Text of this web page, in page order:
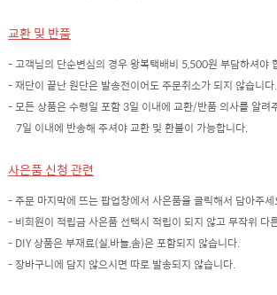
교환 및 반품
- 고객님의 단순변심의 경우 왕복택배비 5,500원 부담하셔야
- 재단이 끝난 원단은 발송전이어도 주문취소가 되지 않습니다.
- 모든 상품은 수령일 포함 3일 이내에 교환/반품 의사를 알려
7일 이내에 반송해 주셔야 교환 및 환불이 가능합니다.
사은품 신청 관련
- 주문 마지막에 뜨는 팝업창에서 사은품을 클릭해서 담아주세
- 비회원이 적립금 사은품 선택시 적립이 되지 않고 무작위 다
- DIY 상품은 부재료(실,바늘,솜)은 포함되지 않습니다.
- 장바구니에 담지 않으시면 따로 발송되지 않습니다.